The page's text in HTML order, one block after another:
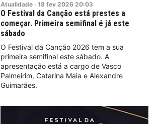
Atualidade · 18 fev 2026 20:03
O Festival da Canção está prestes a
começar. Primeira semifinal é já este
sábado
O Festival da Canção 2026 tem a sua
primeira semifinal este sábado. A
apresentação está a cargo de Vasco
Palmeirim, Catarina Maia e Alexandre
Guimarães.